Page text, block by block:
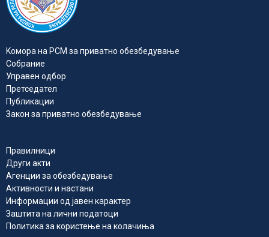
Kомора на РСМ за приватно обезбедувањe
Собрание
Управен одбор
Претседател
Публикации
Закон за приватно обезбедување
Правилници
Други акти
Агенции за обезбедување
Активности и настани
Информации од јавен карактер
Заштита на лични податоци
Политика за користење на колачиња